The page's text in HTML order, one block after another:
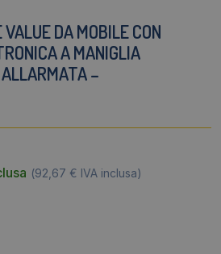
DA MOBILE CON
A MANIGLIA
–
(92,67 € IVA inclusa)